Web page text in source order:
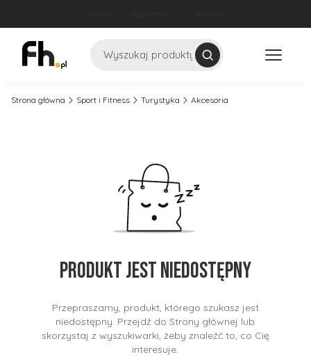
Szukaj
Strona główna Sport i Fitness Turystyka Akcesoria
Produkt jest niedostępny
Przepraszamy, produkt, którego szukasz jest
niedostępny. Przejdź do Strony głównej lub
skorzystaj z wyszukiwarki, żeby znaleźć to, co Cię
interesuje.